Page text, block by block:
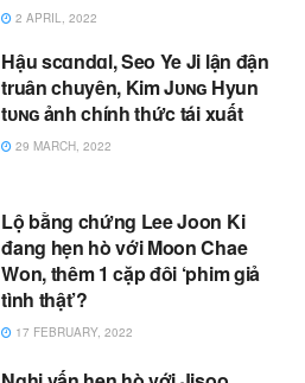
2 APRIL, 2022
Hậu scɑndɑl, Seo Ye Ji lận đận
truân chuyên, Kim Jᴜɴɢ Hyun
tᴜɴɢ ảnh chính thức tái xuất
29 MARCH, 2022
Lộ bằng chứng Lee Joon Ki
đang hẹn hò với Moon Chae
Won, thêm 1 cặp đôi ‘phim giả
tình thật’?
17 FEBRUARY, 2022